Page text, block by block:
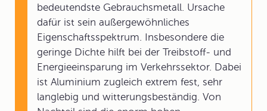
bedeutendste Gebrauchsmetall. Ursache
dafür ist sein außergewöhnliches
Eigenschaftsspektrum. Insbesondere die
geringe Dichte hilft bei der Treibstoff- und
Energieeinsparung im Verkehrssektor. Dabei
ist Aluminium zugleich extrem fest, sehr
langlebig und witterungsbeständig. Von